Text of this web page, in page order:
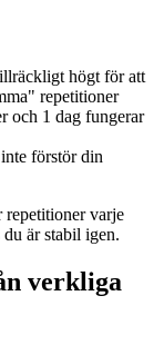
högt för att
repetitioner
och 1 dag fungerar
förstör din
repetitioner varje
är stabil igen.
verkliga